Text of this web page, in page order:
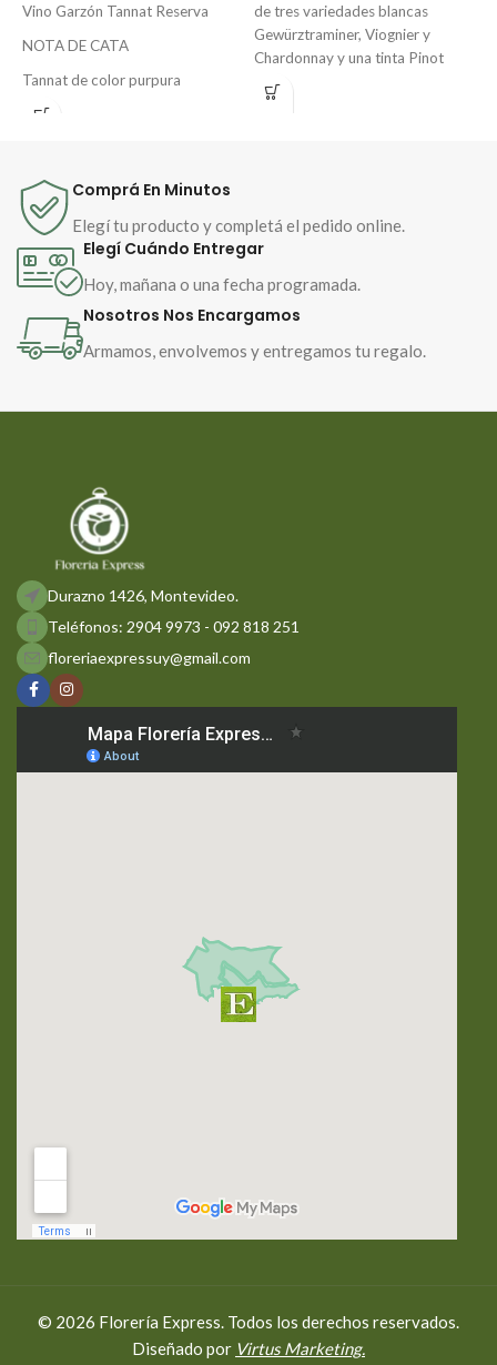
Vino Garzón Tannat Reserva
NOTA DE CATA
Tannat de color purpura
un delicado aroma especiado. En
boca se presenta con marcada
personalidad. Sus taninos
maduros y su mineralidad lo
transforman en un vino con gran
identidad de terruño.
de tres variedades blancas
Gewürztraminer, Viognier y
Chardonnay y una tinta Pinot
Noir, provenientes de los viñedos
de La Puebla, de suelos
fundador de la bodega, Héctor
Stagnari, se le suma la innovación
Renzo Stagnari.
Comprá En Minutos
Elegí tu producto y completá el pedido online.
Elegí Cuándo Entregar
Hoy, mañana o una fecha programada.
Nosotros Nos Encargamos
Armamos, envolvemos y entregamos tu regalo.
Durazno 1426, Montevideo.
Teléfonos: 2904 9973 - 092 818 251
floreriaexpressuy@gmail.com
© 2026 Florería Express. Todos los derechos reservados.
Diseñado por Virtus Marketing.